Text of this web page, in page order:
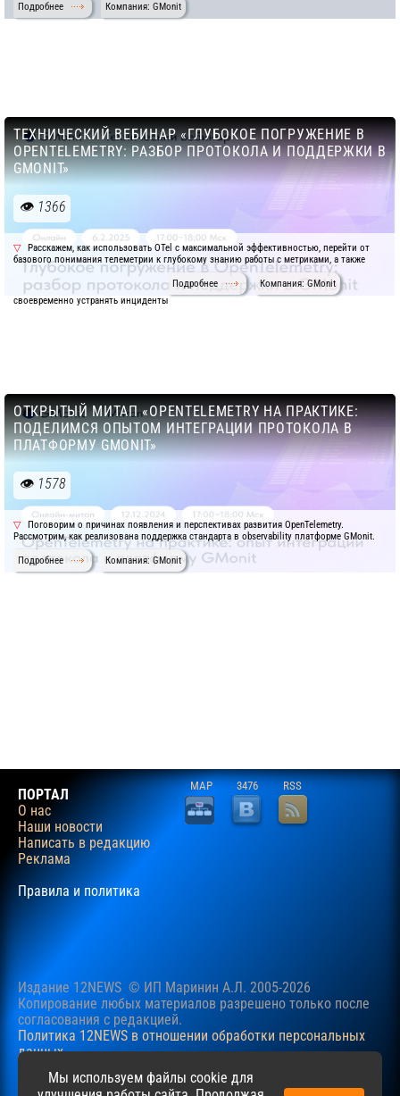
Подробнее Компания: GMonit
ТЕХНИЧЕСКИЙ ВЕБИНАР «ГЛУБОКОЕ ПОГРУЖЕНИЕ В
OPENTELEMETRY: РАЗБОР ПРОТОКОЛА И ПОДДЕРЖКИ В
GMONIT»
1366
Расскажем, как использовать OTel с максимальной эффективностью, перейти от
базового понимания телеметрии к глубокому знанию работы с метриками, а также
своевременно устранять инциденты
Подробнее Компания: GMonit
ОТКРЫТЫЙ МИТАП «OPENTELEMETRY НА ПРАКТИКЕ:
ПОДЕЛИМСЯ ОПЫТОМ ИНТЕГРАЦИИ ПРОТОКОЛА В
ПЛАТФОРМУ GMONIT»
1578
Поговорим о причинах появления и перспективах развития OpenTelemetry.
Рассмотрим, как реализована поддержка стандарта в observability платформе GMonit.
Подробнее Компания: GMonit
ПОРТАЛ
О нас
Наши новости
Написать в редакцию
Реклама
Правила и политика
MAP 3476 RSS
Издание 12NEWS © ИП Маринин А.Л. 2005-2026
Копирование любых материалов разрешено только после
согласования c редакцией.
Политика 12NEWS в отношении обработки персональных
данных
Наш сайт использует файлы cookie для учучшения
Мы используем файлы cookie для